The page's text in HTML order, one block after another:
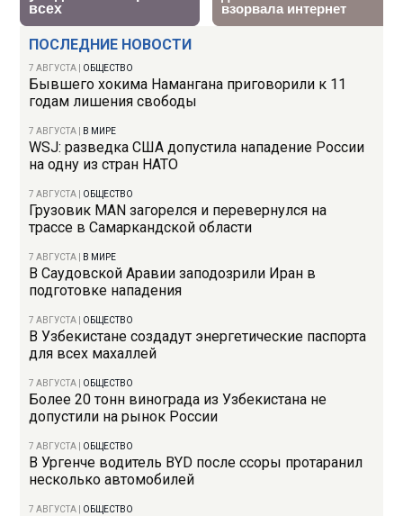
ПОСЛЕДНИЕ НОВОСТИ
7 АВГУСТА ОБЩЕСТВО
Бывшего хокима Намангана приговорили к 11
годам лишения свободы
7 АВГУСТА В МИРЕ
WSJ: разведка США допустила нападение России
на одну из стран НАТО
7 АВГУСТА ОБЩЕСТВО
Грузовик MAN загорелся и перевернулся на
трассе в Самаркандской области
7 АВГУСТА В МИРЕ
В Саудовской Аравии заподозрили Иран в
подготовке нападения
7 АВГУСТА ОБЩЕСТВО
В Узбекистане создадут энергетические паспорта
для всех махаллей
7 АВГУСТА ОБЩЕСТВО
Более 20 тонн винограда из Узбекистана не
допустили на рынок России
7 АВГУСТА ОБЩЕСТВО
В Ургенче водитель BYD после ссоры протаранил
несколько автомобилей
7 АВГУСТА ОБЩЕСТВО